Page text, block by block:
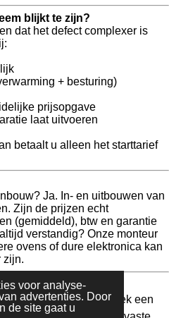
voor analyse-
advertenties. Door
de site gaat u
blijkt te zijn?
dat het defectcomplexer is
+ besturing)
prijsopgave
laat uitvoeren
betaalt u alleen het starttarief
Ja. In‑ en uitbouwen van
Zijn de prijzen echt
(gemiddeld), btw en garantie
verstandig? Onze monteur
ovens of dure elektronica kan
zijn.
met uw oven?👉 Boek een